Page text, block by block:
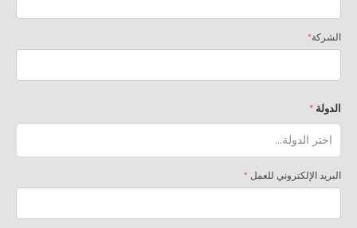
الشركة*
الدولة *
البريد الإلكتروني للعمل *